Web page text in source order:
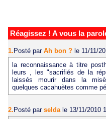
Réagissez ! A vous la
1. Posté par Ah bon ? le 11/11/
la reconnaissance à titre
leurs , les "sacrifiés de la
laissés mourir dans la
quelques cacahuètes comme
2. Posté par selda le 13/11/2010